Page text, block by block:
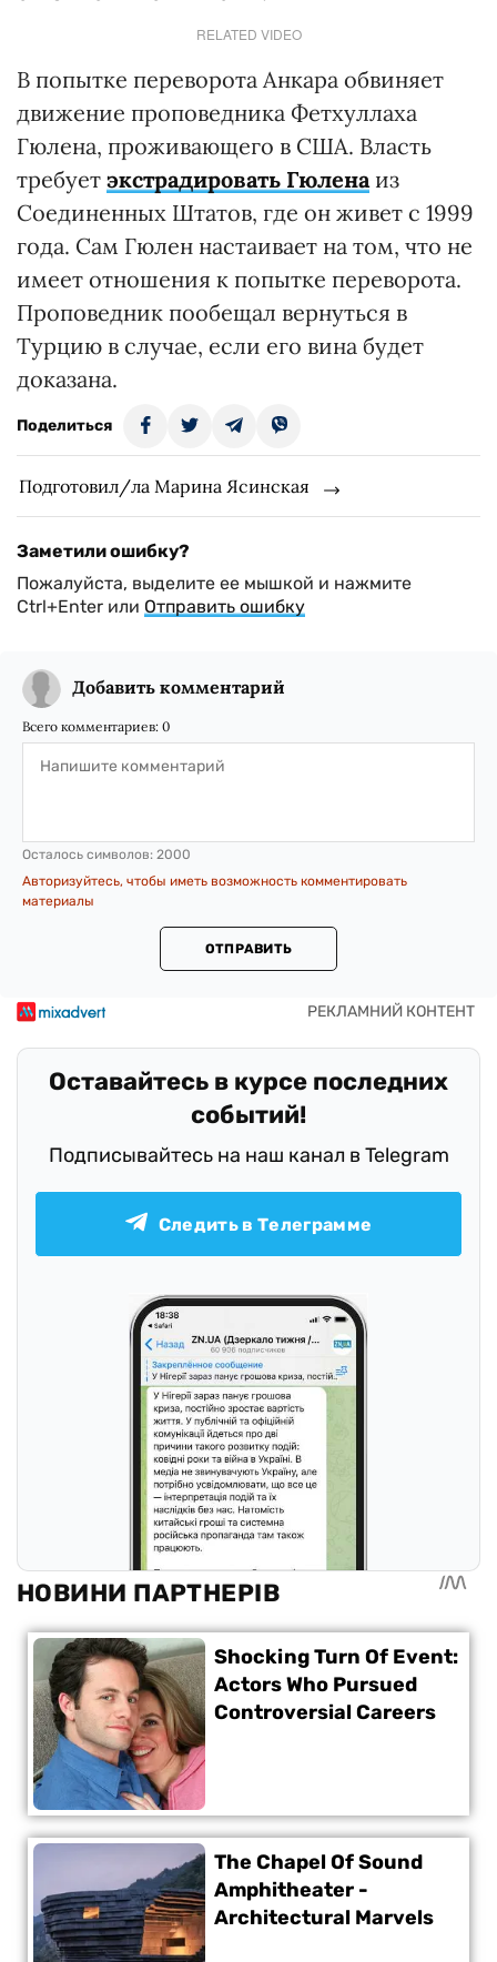
RELATED VIDEO
В попытке переворота Анкара обвиняет
движение проповедника Фетхуллаха
Гюлена, проживающего в США. Власть
требует экстрадировать Гюленаиз
Соединенных Штатов, где он живет с 1999
года. Сам Гюлен настаивает на том, что не
имеет отношения к попытке переворота.
Проповедник пообещал вернуться в
Турцию в случае, если его вина будет
доказана.
Поделиться
Подготовил/ла Марина Ясинская
Заметили ошибку?
Пожалуйста, выделите ее мышкой и нажмите
Ctrl+Enter или Отправить ошибку
Добавить комментарий
Всего комментариев: 0
Осталось символов: 2000
Авторизуйтесь, чтобы иметь возможность комментировать
материалы
ОТПРАВИТЬ
Оставайтесь в курсе последних
событий!
Подписывайтесь на наш канал в Telegram
Следить в Телеграмме